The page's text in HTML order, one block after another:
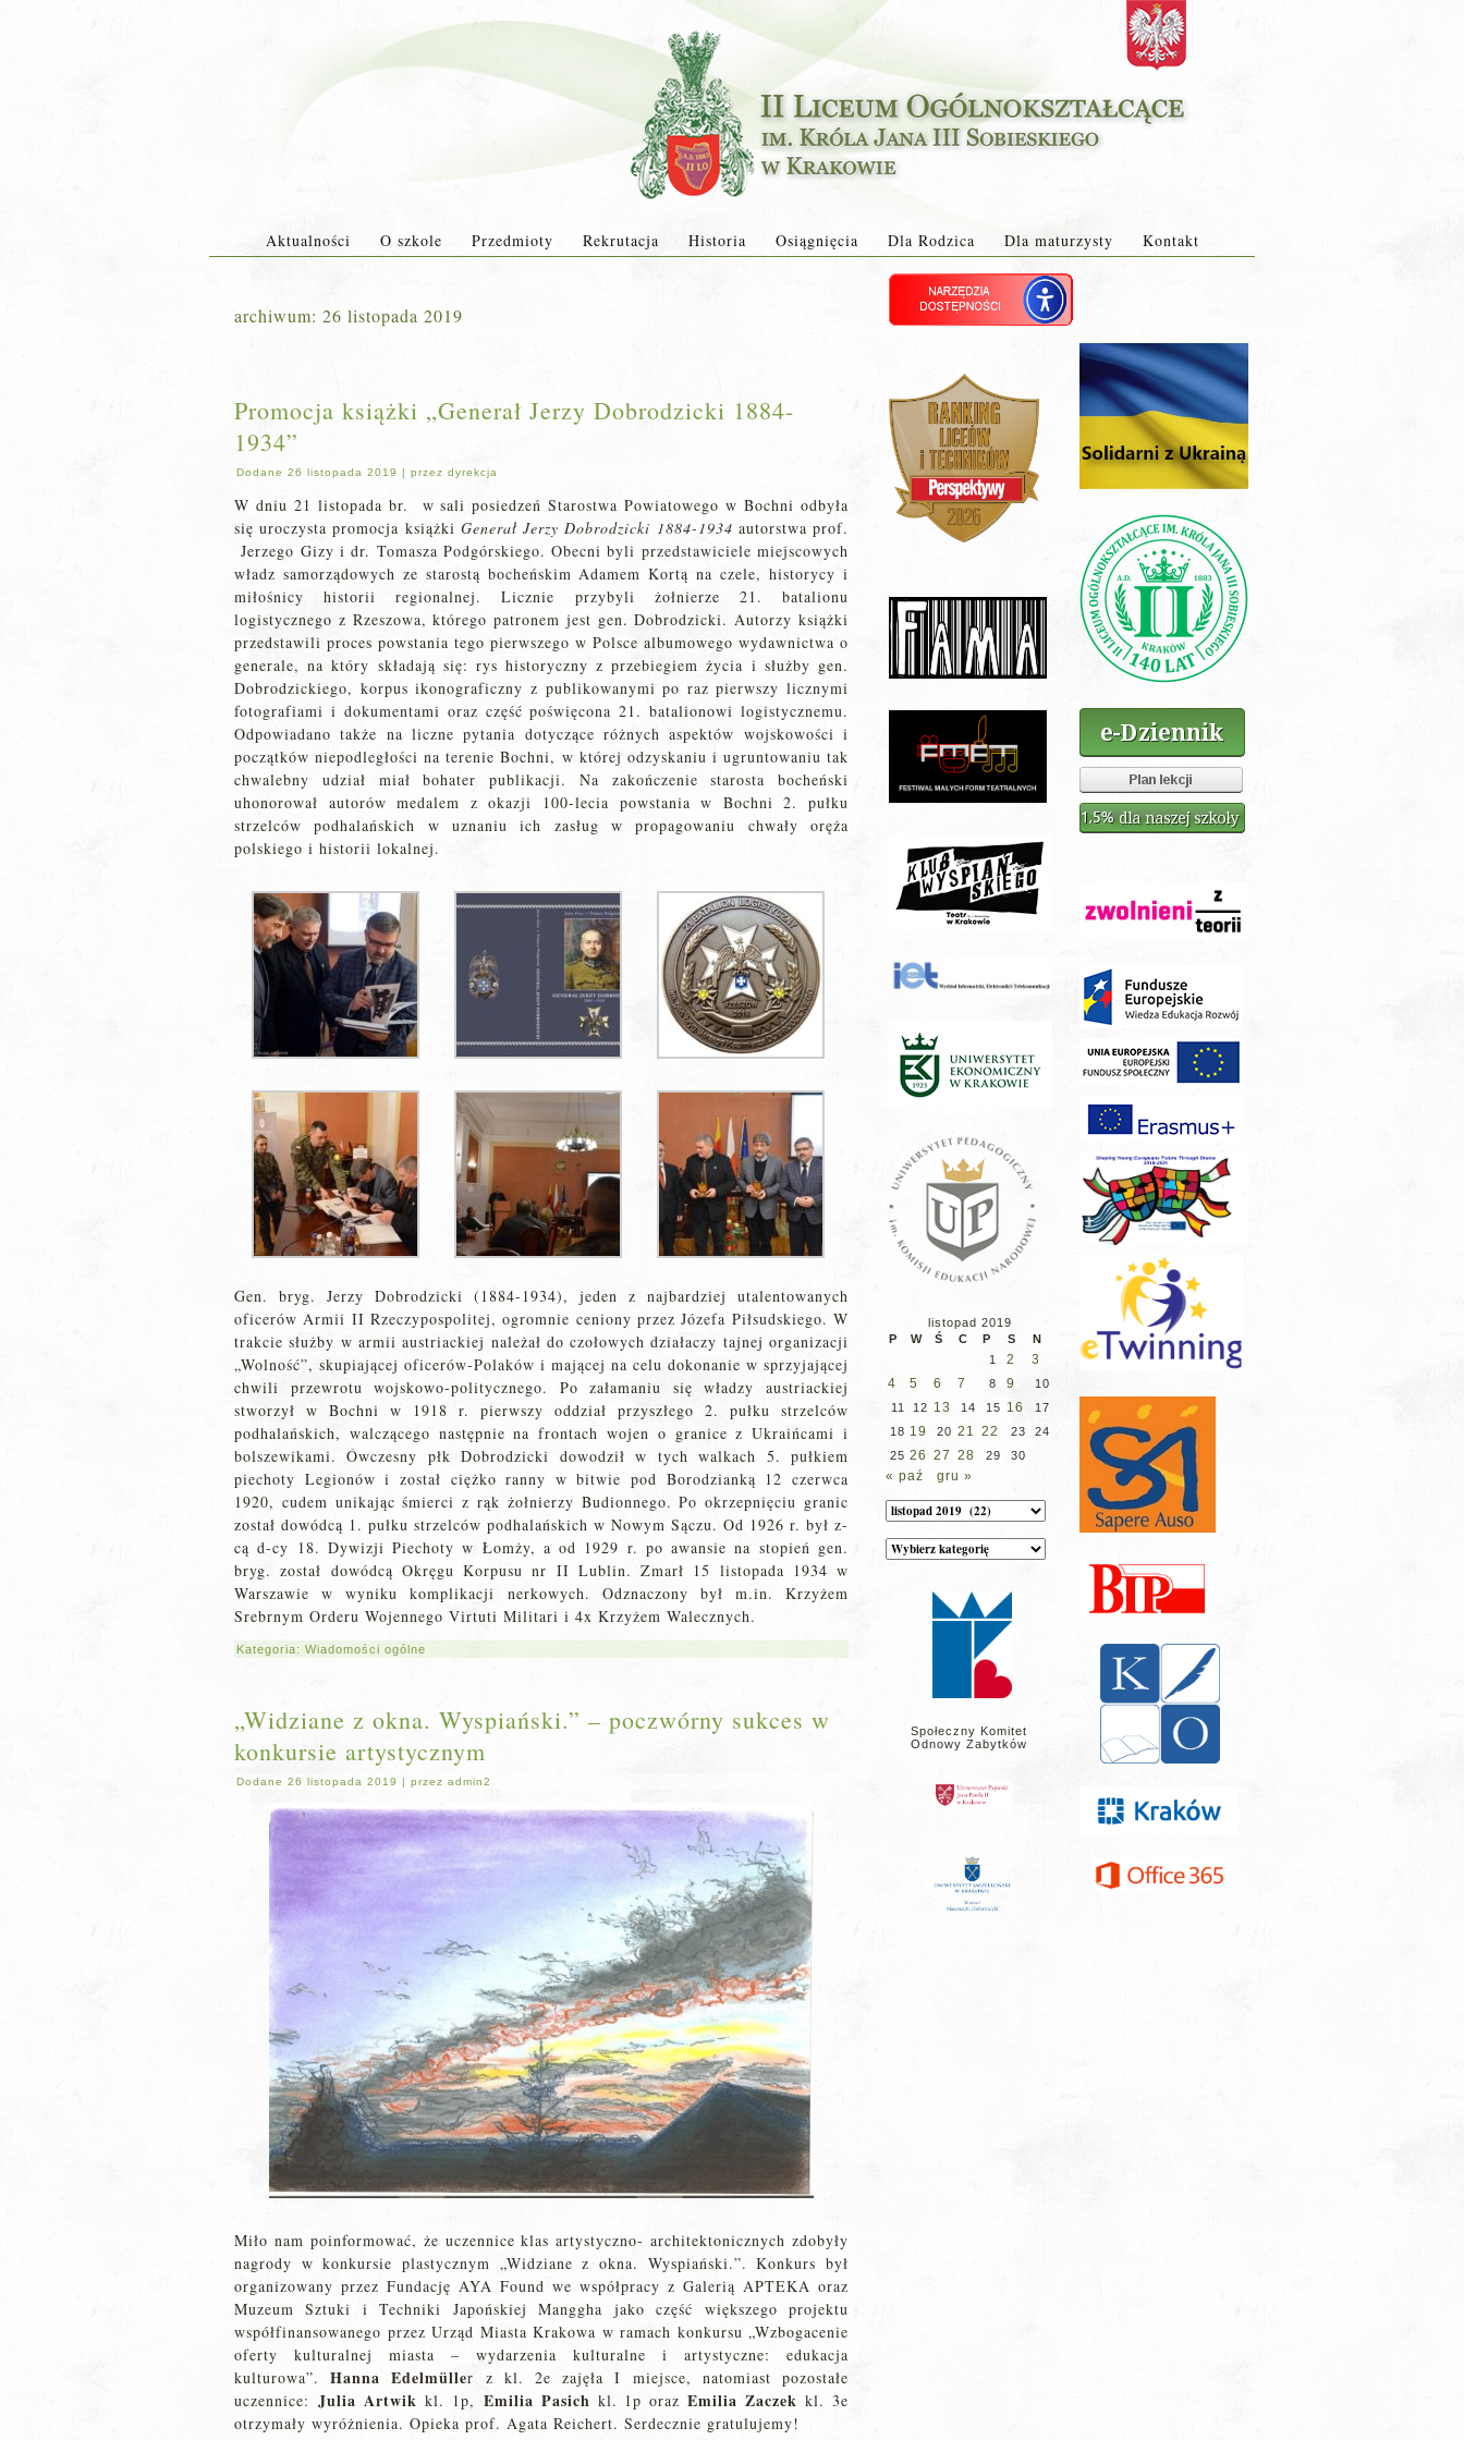
Aktualności O szkole Przedmioty Rekrutacja Historia Osiągnięcia Dla Rodzica Dla maturzysty Kontakt
archiwum: 26 listopada 2019
Promocja książki „Generał Jerzy Dobrodzicki 1884-
1934”
Dodane 26 listopada 2019 | przez dyrekcja
W dniu 21 listopada br. w sali posiedzeń Starostwa Powiatowego w Bochni odbyła
się uroczysta promocja książki Generał Jerzy Dobrodzicki 1884-1934 autorstwa prof.
Jerzego Gizy i dr. Tomasza Podgórskiego. Obecni byli przedstawiciele miejscowych
władz samorządowych ze starostą bocheńskim Adamem Kortą na czele, historycy i
miłośnicy historii regionalnej. Licznie przybyli żołnierze 21. batalionu
logistycznego z Rzeszowa, którego patronem jest gen. Dobrodzicki. Autorzy książki
przedstawili proces powstania tego pierwszego w Polsce albumowego wydawnictwa o
generale, na który składają się: rys historyczny z przebiegiem życia i służby gen.
Dobrodzickiego, korpus ikonograficzny z publikowanymi po raz pierwszy licznymi
fotografiami i dokumentami oraz część poświęcona 21. batalionowi logistycznemu.
Odpowiadano także na liczne pytania dotyczące różnych aspektów wojskowości i
początków niepodległości na terenie Bochni, w której odzyskaniu i ugruntowaniu tak
chwalebny udział miał bohater publikacji. Na zakończenie starosta bocheński
uhonorował autorów medalem z okazji 100-lecia powstania w Bochni 2. pułku
strzelców podhalańskich w uznaniu ich zasług w propagowaniu chwały oręża
polskiego i historii lokalnej.
Gen. bryg. Jerzy Dobrodzicki (1884-1934), jeden z najbardziej utalentowanych
oficerów Armii II Rzeczypospolitej, ogromnie ceniony przez Józefa Piłsudskiego. W
trakcie służby w armii austriackiej należał do czołowych działaczy tajnej organizacji
„Wolność”, skupiającej oficerów-Polaków i mającej na celu dokonanie w sprzyjającej
chwili przewrotu wojskowo-politycznego. Po załamaniu się władzy austriackiej
stworzył w Bochni w 1918 r. pierwszy oddział przyszłego 2. pułku strzelców
podhalańskich, walczącego następnie na frontach wojen o granice z Ukraińcami i
bolszewikami. Ówczesny płk Dobrodzicki dowodził w tych walkach 5. pułkiem
piechoty Legionów i został ciężko ranny w bitwie pod Borodzianką 12 czerwca
1920, cudem unikając śmierci z rąk żołnierzy Budionnego. Po okrzepnięciu granic
został dowódcą 1. pułku strzelców podhalańskich w Nowym Sączu. Od 1926 r. był z-
cą d-cy 18. Dywizji Piechoty w Łomży, a od 1929 r. po awansie na stopień gen.
bryg. został dowódcą Okręgu Korpusu nr II Lublin. Zmarł 15 listopada 1934 w
Warszawie w wyniku komplikacji nerkowych. Odznaczony był m.in. Krzyżem
Srebrnym Orderu Wojennego Virtuti Militari i 4x Krzyżem Walecznych.
Kategoria: Wiadomości ogólne
„Widziane z okna. Wyspiański.” – poczwórny sukces w
konkursie artystycznym
Dodane 26 listopada 2019 | przez admin2
Miło nam poinformować, że uczennice klas artystyczno- architektonicznych zdobyły
nagrody w konkursie plastycznym „Widziane z okna. Wyspiański.”. Konkurs był
organizowany przez Fundację AYA Found we współpracy z Galerią APTEKA oraz
Muzeum Sztuki i Techniki Japońskiej Manggha jako część większego projektu
współfinansowanego przez Urząd Miasta Krakowa w ramach konkursu „Wzbogacenie
oferty kulturalnej miasta – wydarzenia kulturalne i artystyczne: edukacja
kulturowa”.Hanna Edelmüller z kl. 2e zajęła I miejsce, natomiast pozostałe
uczennice: Julia Artwik kl. 1p, Emilia Pasich kl. 1p orazEmilia Zaczek kl. 3e
otrzymały wyróżnienia. Opieka prof. Agata Reichert. Serdecznie gratulujemy!
listopad 2019
P
W Ś C P S
N
1
2
3
4
5 6 7 8 9
10
11
12 13 14 15 16
17
18 19 20 21 22 23
24
25 26 27 28 29 30
« paź gru »
Archiwum
Kategorie
wpisów
Społeczny Komitet
Odnowy Zabytków